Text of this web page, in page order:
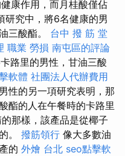
康作用，而月桂酸僅佔
研究中，將6名健康的男
三酸酯。 台中 撥 筋 堂
職業 勞損 南屯區的評論
路里的男性，甘油三酸
軟體 社團法人代辦費用
性的另一項研究表明，那
酯的人在午餐時的卡路里
那樣，該產品是從椰子
。 撥筋領行 像大多數油
的 外燴 台北 seo點擊軟